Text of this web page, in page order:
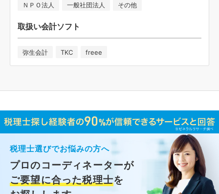
ＮＰＯ法人
一般社団法人 その他
取扱い会計ソフト
弥生会計 TKC freee
税理士選びでお悩みの方へ
プロのコーディネーターが
ご要望に合った税理士を